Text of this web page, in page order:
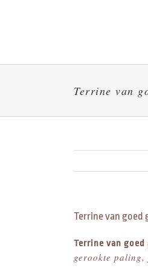
Terrine van
Terrine van goed
Terrine van
gerookte